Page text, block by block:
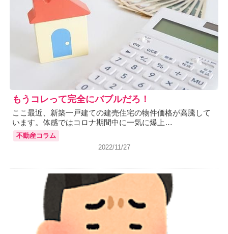
もうコレって完全にバブルだろ！
ここ最近、新築一戸建ての建売住宅の物件価格が高騰して
います。体感ではコロナ期間中に一気に爆上…
不動産コラム
2022/11/27